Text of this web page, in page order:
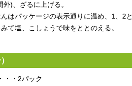
)、ざるに上げる。
はパッケージの表示通りに温め、1、2と
て塩、こしょうで味をととのえる。
・・2パック